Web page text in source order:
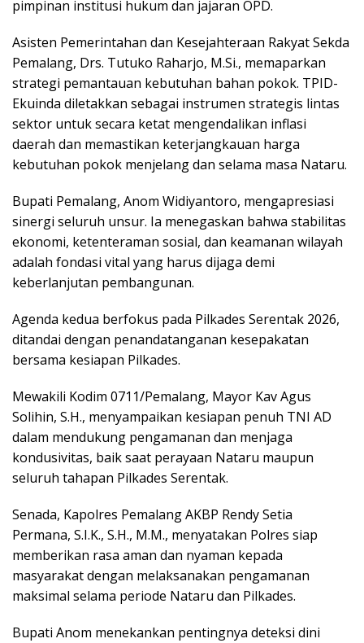
pimpinan institusi hukum dan jajaran OPD.
Asisten Pemerintahan dan Kesejahteraan Rakyat Sekda
Pemalang, Drs. Tutuko Raharjo, M.Si., memaparkan
strategi pemantauan kebutuhan bahan pokok. TPID-
Ekuinda diletakkan sebagai instrumen strategis lintas
sektor untuk secara ketat mengendalikan inflasi
daerah dan memastikan keterjangkauan harga
kebutuhan pokok menjelang dan selama masa Nataru.
Bupati Pemalang, Anom Widiyantoro, mengapresiasi
sinergi seluruh unsur. Ia menegaskan bahwa stabilitas
ekonomi, ketenteraman sosial, dan keamanan wilayah
adalah fondasi vital yang harus dijaga demi
keberlanjutan pembangunan.
Agenda kedua berfokus pada Pilkades Serentak 2026,
ditandai dengan penandatanganan kesepakatan
bersama kesiapan Pilkades.
Mewakili Kodim 0711/Pemalang, Mayor Kav Agus
Solihin, S.H., menyampaikan kesiapan penuh TNI AD
dalam mendukung pengamanan dan menjaga
kondusivitas, baik saat perayaan Nataru maupun
seluruh tahapan Pilkades Serentak.
Senada, Kapolres Pemalang AKBP Rendy Setia
Permana, S.I.K., S.H., M.M., menyatakan Polres siap
memberikan rasa aman dan nyaman kepada
masyarakat dengan melaksanakan pengamanan
maksimal selama periode Nataru dan Pilkades.
Bupati Anom menekankan pentingnya deteksi dini